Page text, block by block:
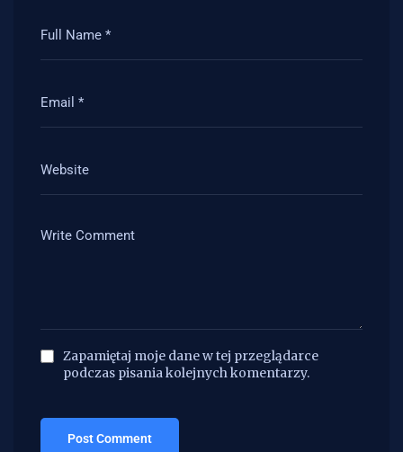
Zapamiętaj moje dane w tej przeglądarce
podczas pisania kolejnych komentarzy.